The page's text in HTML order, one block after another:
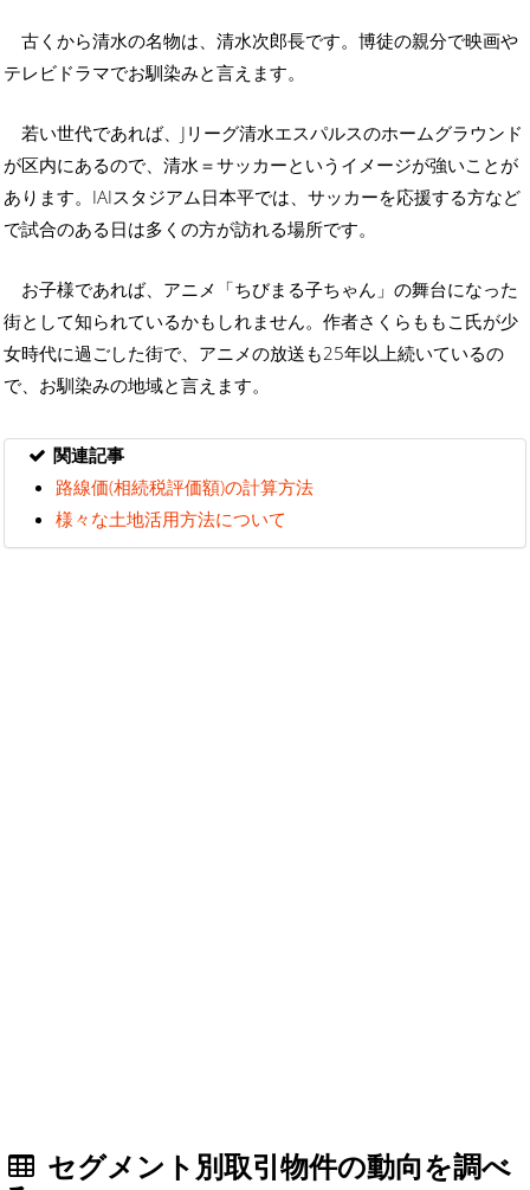
古くから清水の名物は、清水次郎長です。博徒の親分で映画や
テレビドラマでお馴染みと言えます。
若い世代であれば、Jリーグ清水エスパルスのホームグラウンド
が区内にあるので、清水＝サッカーというイメージが強いことが
あります。IAIスタジアム日本平では、サッカーを応援する方など
で試合のある日は多くの方が訪れる場所です。
お子様であれば、アニメ「ちびまる子ちゃん」の舞台になった
街として知られているかもしれません。作者さくらももこ氏が少
女時代に過ごした街で、アニメの放送も25年以上続いているの
で、お馴染みの地域と言えます。
関連記事
路線価(相続税評価額)の計算方法
様々な土地活用方法について
セグメント別取引物件の動向を調べ